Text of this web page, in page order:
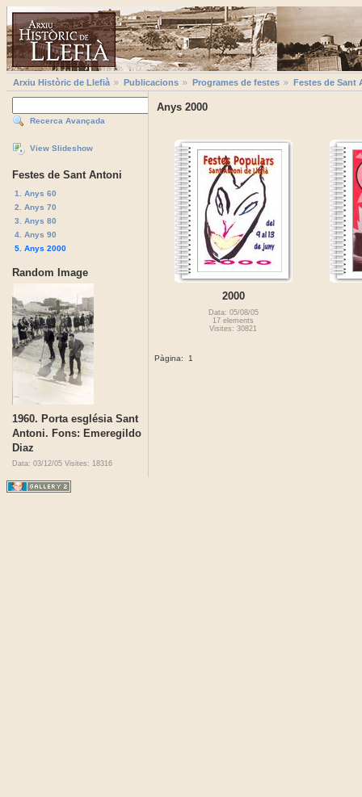
Arxiu Històric de Llefià Publicacions Programes de festes Festes de Sant
Recerca Avançada
View Slideshow
Festes de Sant Antoni
1. Anys 60
2. Anys 70
3. Anys 80
4. Anys 90
5. Anys 2000
Random Image
1960. Porta església Sant
Antoni. Fons: Emeregildo
Diaz
Data: 03/12/05 Visites: 18316
Anys 2000
2000
Data: 05/08/05
17 elements
Visites: 30821
Pàgina: 1